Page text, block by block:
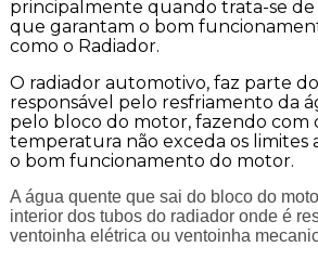
principalmente quando trata-se
que garantam o bom
como o Radiador.
O radiador automotivo, faz parte
responsável pelo resfriamento da
pelo bloco do motor, fazendo com
temperatura não exceda os limites
o bom funcionamento do motor.
A água quente que sai do bloco do
interior dos tubos do radiador onde é
ventoinha elétrica ou ventoinha